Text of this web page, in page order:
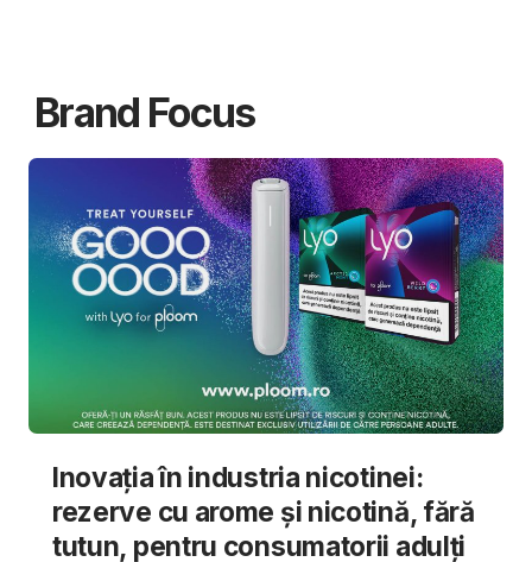
Brand Focus
Inovația în industria nicotinei:
rezerve cu arome și nicotină, fără
tutun, pentru consumatorii adulți